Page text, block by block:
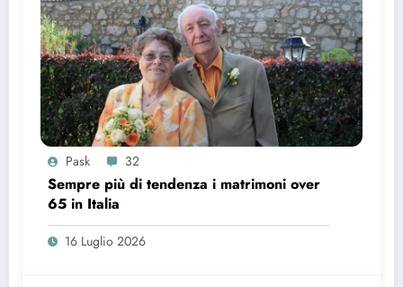
Pask 32
Sempre più di tendenza i matrimoni over
65 in Italia
16 Luglio 2026